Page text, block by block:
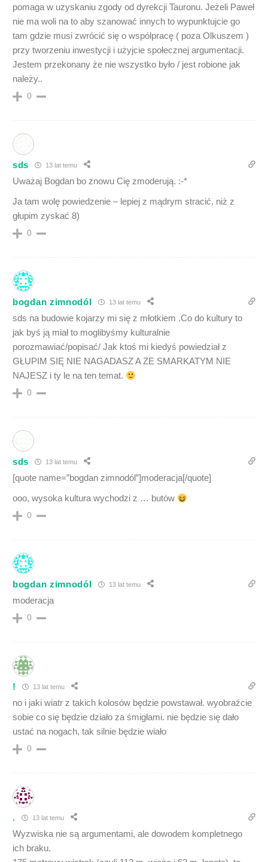
pomaga w uzyskaniu zgody od dyrekcji Tauronu. Jeżeli Paweł
nie ma woli na to aby szanować innych to wypunktujcie go
tam gdzie musi zwrócić się o wspólpracę ( poza Olkuszem )
przy tworzeniu inwestycji i użyjcie społecznej argumentacji.
Jestem przekonany że nie wszystko było / jest robione jak
należy..
0
sds 13 lat temu
Uważaj Bogdan bo znowu Cię zmoderują. :-*
Ja tam wolę powiedzenie – lepiej z mądrym stracić, niż z
głupim zyskać 8)
0
bogdan zimnodól 13 lat temu
sds na budowie kojarzy mi się z młotkiem .Co do kultury to
jak byś ją miał to moglibyśmy kulturalnie
porozmawiać/popisać/ Jak ktoś mi kiedyś powiedział z
GŁUPIM SIĘ NIE NAGADASZ A ZE SMARKATYM NIE
NAJESZ i ty le na ten temat.
0
sds 13 lat temu
[quote name=”bogdan zimnodól”]moderacja[/quote]
ooo, wysoka kultura wychodzi z … butów
0
bogdan zimnodól 13 lat temu
moderacja
0
! 13 lat temu
no i jaki wiatr z takich kolosów będzie powstawał. wyobraźcie
sobie co się będzie działo za śmigłami. nie będzie się dało
ustać na nogach, tak silnie będzie wiało
0
. 13 lat temu
Wyzwiska nie są argumentami, ale dowodem kompletnego
ich braku.